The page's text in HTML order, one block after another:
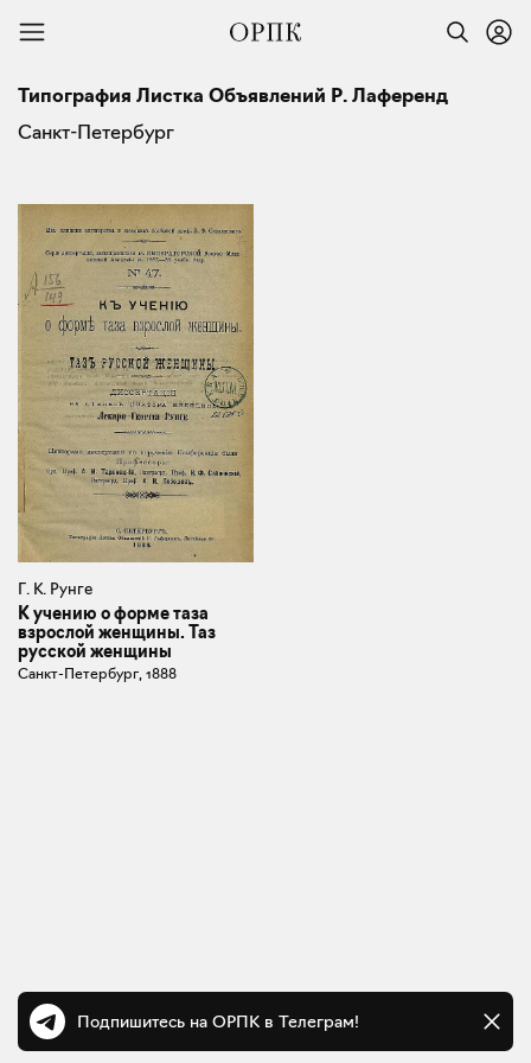
Типография Листка Объявлений Р. Лаференд
Санкт-Петербург
Г. К. Рунге
К учению о форме таза
взрослой женщины. Таз
русской женщины
Санкт-Петербург, 1888
Подпишитесь на ОРПК в Телеграм!